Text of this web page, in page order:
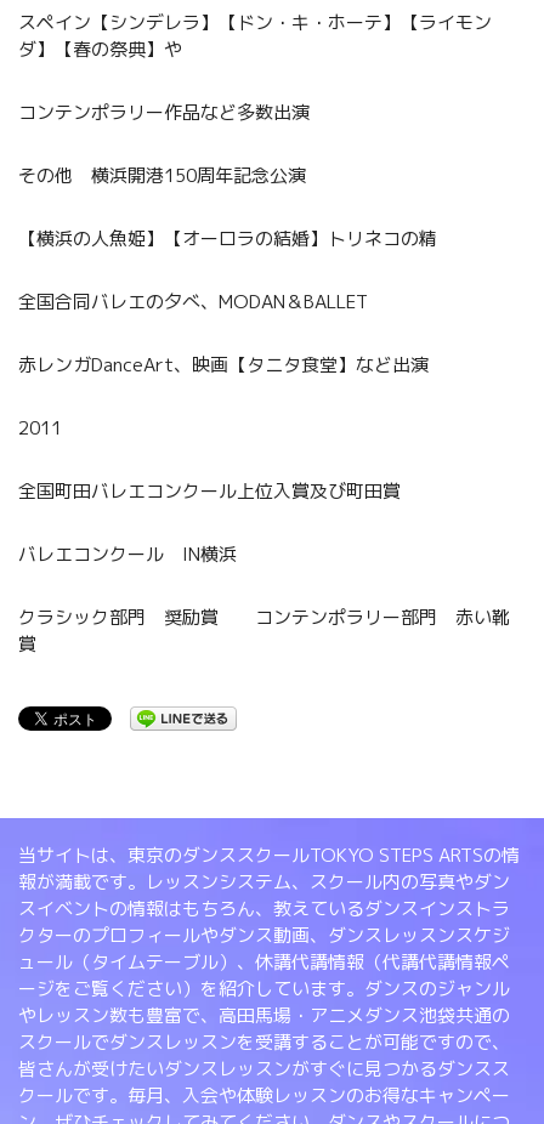
スペイン【シンデレラ】【ドン・キ・ホーテ】【ライモン
ダ】【春の祭典】や
コンテンポラリー作品など多数出演
その他 横浜開港150周年記念公演
【横浜の人魚姫】【オーロラの結婚】トリネコの精
全国合同バレエの夕べ、MODAN＆BALLET
赤レンガDanceArt、映画【タニタ食堂】など出演
2011
全国町田バレエコンクール上位入賞及び町田賞
バレエコンクール IN横浜
クラシック部門 奨励賞 コンテンポラリー部門 赤い靴
賞
当サイトは、東京のダンススクールTOKYO STEPS ARTSの情
報が満載です。レッスンシステム、スクール内の写真やダン
スイベントの情報はもちろん、教えているダンスインストラ
クターのプロフィールやダンス動画、ダンスレッスンスケジ
ュール（タイムテーブル）、休講代講情報（代講代講情報ペ
ージをご覧ください）を紹介しています。ダンスのジャンル
やレッスン数も豊富で、高田馬場・アニメダンス池袋共通の
スクールでダンスレッスンを受講することが可能ですので、
皆さんが受けたいダンスレッスンがすぐに見つかるダンスス
クールです。毎月、入会や体験レッスンのお得なキャンペー